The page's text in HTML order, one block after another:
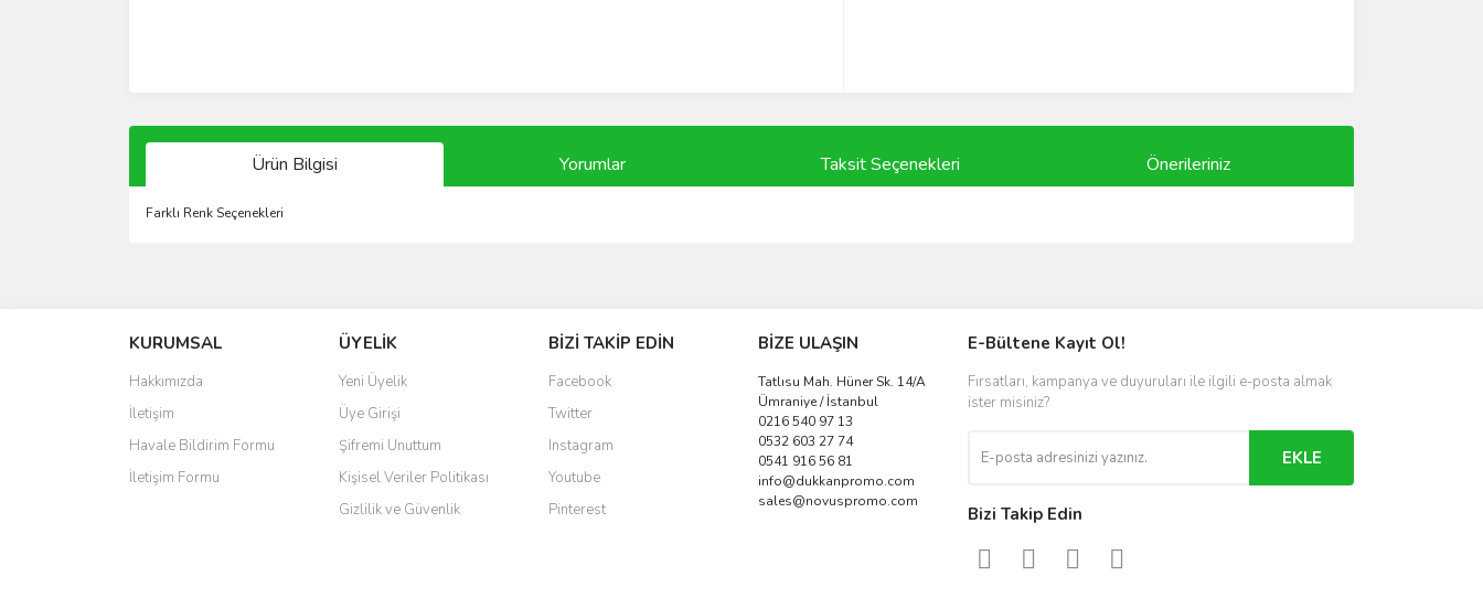
Ürün Bilgisi Yorumlar Taksit Seçenekleri Önerileriniz
Farklı Renk Seçenekleri
Ürün resmi kalitesiz, bozuk veya görüntülenemiyor.
Ürün açıklamasında eksik bilgiler bulunuyor.
Ürün bilgilerinde hatalar bulunuyor.
Ürün fiyatı diğer sitelerden daha pahalı.
Bu ürüne benzer farklı alternatifler olmalı.
KURUMSAL
Hakkımızda
İletişim
Havale Bildirim Formu
İletişim Formu
ÜYELİK
Yeni Üyelik
Üye Girişi
Şifremi Unuttum
Kişisel Veriler Politikası
Gizlilik ve Güvenlik
BİZİ TAKİP EDİN
Facebook
Twitter
Instagram
Youtube
Pinterest
BİZE ULAŞIN
Tatlısu Mah. Hüner Sk. 14/A
Ümraniye / İstanbul
0216 540 97 13
0532 603 27 74
0541 916 56 81
info@dukkanpromo.com
sales@novuspromo.com
E-Bültene Kayıt Ol!
Fırsatları, kampanya ve duyuruları ile ilgili e-posta almak
ister misiniz?
EKLE
Bizi Takip Edin